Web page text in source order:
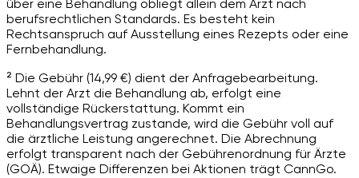
über eine Behandlung obliegt allein dem Arzt nach
berufsrechtlichen Standards. Es besteht kein
Rechtsanspruch auf Ausstellung eines Rezepts oder eine
Fernbehandlung.
² Die Gebühr (14,99 €) dient der Anfragebearbeitung.
Lehnt der Arzt die Behandlung ab, erfolgt eine
vollständige Rückerstattung. Kommt ein
Behandlungsvertrag zustande, wird die Gebühr voll auf
die ärztliche Leistung angerechnet. Die Abrechnung
erfolgt transparent nach der Gebührenordnung für Ärzte
(GOÄ). Etwaige Differenzen bei Aktionen trägt CannGo.